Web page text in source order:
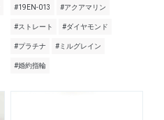
#19EN-013 #アクアマリン
#ストレート #ダイヤモンド
#プラチナ #ミルグレイン
#婚約指輪